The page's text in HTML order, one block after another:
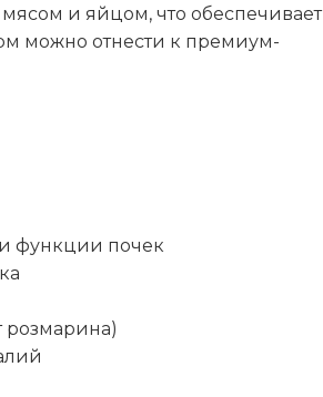
395
и яйцом, что обеспечивает
можно отнести к премиум-
функции почек
розмарина)